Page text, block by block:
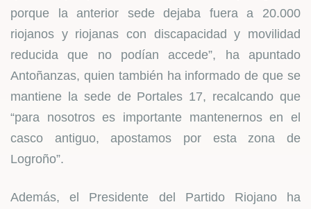
porque la anterior sede dejaba fuera a 20.000
riojanos y riojanas con discapacidad y movilidad
reducida que no podían accede”, ha apuntado
Antoñanzas, quien también ha informado de que se
mantiene la sede de Portales 17, recalcando que
“para nosotros es importante mantenernos en el
casco antiguo, apostamos por esta zona de
Logroño”.
Además, el Presidente del Partido Riojano ha